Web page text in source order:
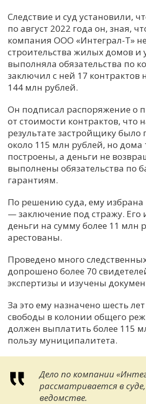
М
Н
Следствие и суд установили,
по август 2022 года он, зная,
компания ООО «Интеграл-Т»
строительства жилых домов и
выполняла обязательства по
заключил с ней 17 контрактов
144 млн рублей.
Он подписал распоряжение о
от стоимости контрактов, что
результате застройщику было
около 115 млн рублей, но дома
построены, а деньги не
выполнены обязательства по
гарантиям.
По решению суда, ему избрана
— заключение под стражу. Его
деньги на сумму более 11 млн
арестованы.
Проведено много
допрошено более 70
экспертизы и изучены
За это ему назначено шесть
свободы в колонии общего
должен выплатить более 115
пользу муниципалитета.
Дело по компании
рассматривается в
ведомстве.